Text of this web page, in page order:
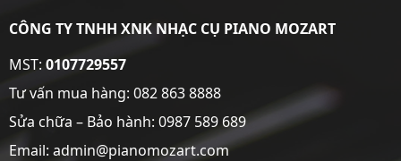
CÔNG TY TNHH XNK NHẠC CỤ PIANO MOZART
MST:0107729557
Tư vấn mua hàng: 082 863 8888
Sửa chữa – Bảo hành: 0987 589 689
Email: admin@pianomozart.com